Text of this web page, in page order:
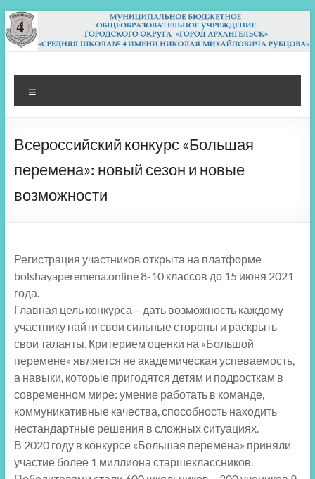
Перейти
к
содержимому
МБОУ СШ 4
Архангельск
Всероссийский конкурс «Большая
перемена»: новый сезон и новые
возможности
Регистрация участников открыта на платформе
bolshayaperemena.online 8-10 классов до 15 июня 2021
года.
Главная цель конкурса – дать возможность каждому
участнику найти свои сильные стороны и раскрыть
свои таланты. Критерием оценки на «Большой
перемене» является не академическая успеваемость,
а навыки, которые пригодятся детям и подросткам в
современном мире: умение работать в команде,
коммуникативные качества, способность находить
нестандартные решения в сложных ситуациях.
В 2020 году в конкурсе «Большая перемена» приняли
участие более 1 миллиона старшеклассников.